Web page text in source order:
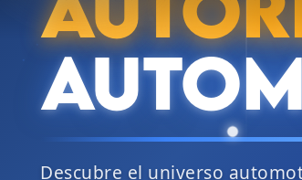
Descubre el universo